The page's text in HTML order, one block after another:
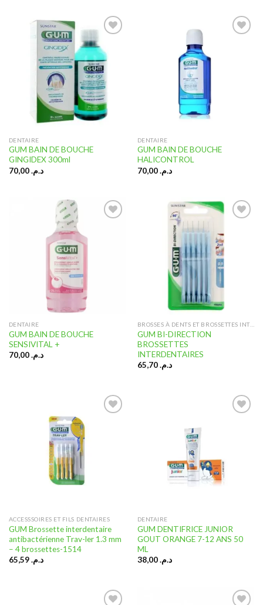
Ajouter
à la liste
d’envies
DENTAIRE
GUM BAIN DE BOUCHE
GINGIDEX 300ml
د.م.70,00
DENTAIRE
GUM BAIN DE BOUCHE
HALICONTROL
د.م.70,00
DENTAIRE
GUM BAIN DE BOUCHE
SENSIVITAL +
د.م.70,00
Ajouter
à la liste
d’envies
BROSSES À DENTS ET BROSSETTES INTERDENTAIRES
GUM BI-DIRECTION
BROSSETTES
INTERDENTAIRES
د.م.65,70
ACCESSSOIRES ET FILS DENTAIRES
GUM Brossette interdentaire
antibactérienne Trav-ler 1.3 mm
– 4 brossettes-1514
د.م.65,59
DENTAIRE
GUM DENTIFRICE JUNIOR
GOUT ORANGE 7-12 ANS 50
ML
د.م.38,00